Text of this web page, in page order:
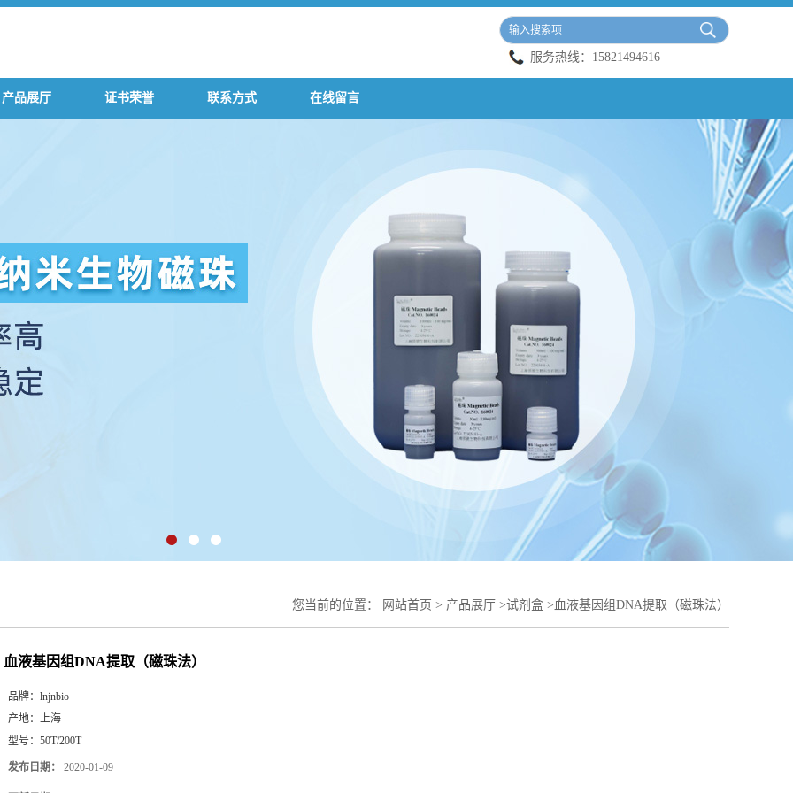
服务热线： 15821494616
产品展厅 证书荣誉 联系方式 在线留言
您当前的位置： 网站首页 > 产品展厅 >试剂盒 > 血液基因组DNA提取（磁珠法）
血液基因组DNA提取（磁珠法）
品牌： lnjnbio
产地： 上海
型号： 50T/200T
发布日期： 2020-01-09